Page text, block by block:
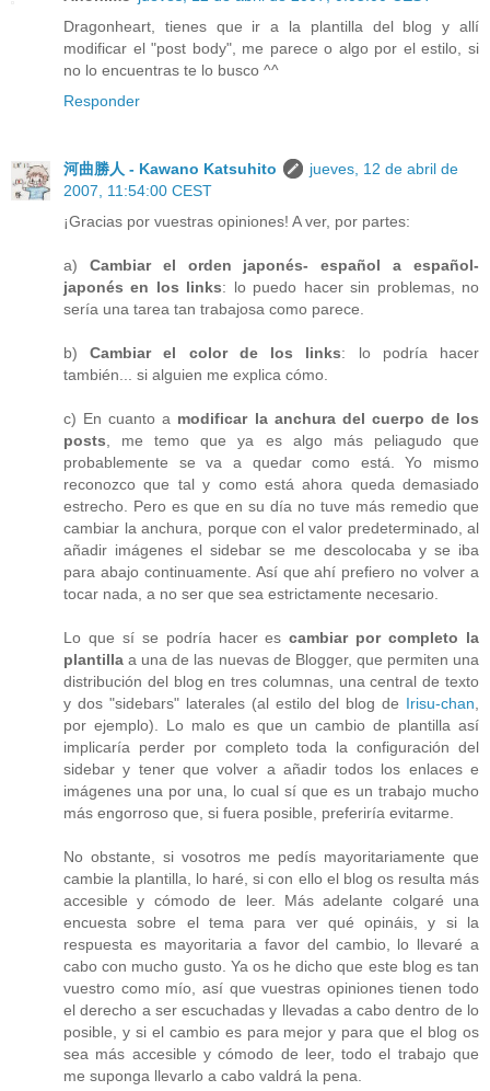
Dragonheart, tienes que ir a la plantilla del blog y allí
modificar el "post body", me parece o algo por el estilo, si
no lo encuentras te lo busco ^^
Responder
河曲勝人 - Kawano Katsuhito
jueves, 12 de abril de
2007, 11:54:00 CEST
¡Gracias por vuestras opiniones! A ver, por partes:
a) Cambiar el orden japonés- español a español-
japonés en los links: lo puedo hacer sin problemas, no
sería una tarea tan trabajosa como parece.
b)Cambiar el color de los links: lo podría hacer
también... si alguien me explica cómo.
c) En cuanto a modificar la anchura del cuerpo de los
posts, me temo que ya es algo más peliagudo que
probablemente se va a quedar como está. Yo mismo
reconozco que tal y como está ahora queda demasiado
estrecho. Pero es que en su día no tuve más remedio que
cambiar la anchura, porque con el valor predeterminado, al
añadir imágenes el sidebar se me descolocaba y se iba
para abajo continuamente. Así que ahí prefiero no volver a
tocar nada, a no ser que sea estrictamente necesario.
Lo que sí se podría hacer escambiar por completo la
plantilla a una de las nuevas de Blogger, que permiten una
distribución del blog en tres columnas, una central de texto
y dos "sidebars" laterales (al estilo del blog de Irisu-chan,
por ejemplo). Lo malo es que un cambio de plantilla así
implicaría perder por completo toda la configuración del
sidebar y tener que volver a añadir todos los enlaces e
imágenes una por una, lo cual sí que es un trabajo mucho
más engorroso que, si fuera posible, preferiría evitarme.
No obstante, si vosotros me pedís mayoritariamente que
cambie la plantilla, lo haré, si con ello el blog os resulta más
accesible y cómodo de leer. Más adelante colgaré una
encuesta sobre el tema para ver qué opináis, y si la
respuesta es mayoritaria a favor del cambio, lo llevaré a
cabo con mucho gusto. Ya os he dicho que este blog es tan
vuestro como mío, así que vuestras opiniones tienen todo
el derecho a ser escuchadas y llevadas a cabo dentro de lo
posible, y si el cambio es para mejor y para que el blog os
sea más accesible y cómodo de leer, todo el trabajo que
me suponga llevarlo a cabo valdrá la pena.